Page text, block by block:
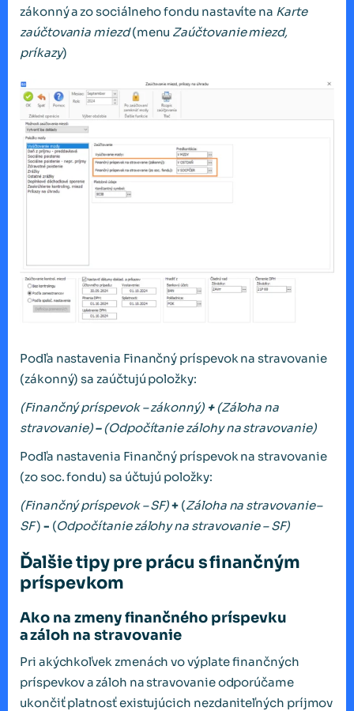
zákonný a zo sociálneho fondu nastavíte na Karte
zaúčtovania miezd(menu Zaúčtovanie miezd,
príkazy)
Podľa nastavenia Finančný príspevok na stravovanie
(zákonný) sa zaúčtujú položky:
(Finančný príspevok – zákonný) +(Záloha na
stravovanie)– (Odpočítanie zálohy na stravovanie)
Podľa nastavenia Finančný príspevok na stravovanie
(zo soc. fondu) sa účtujú položky:
(Finančný príspevok – SF)+ (Záloha na stravovanie–
SF) - (Odpočítanie zálohy na stravovanie – SF)
Ďalšie tipy pre prácu s finančným
príspevkom
Ako na zmeny finančného príspevku
a záloh na stravovanie
Pri akýchkoľvek zmenách vo výplate finančných
príspevkov a záloh na stravovanie odporúčame
ukončiť platnosť existujúcich nezdaniteľných príjmov